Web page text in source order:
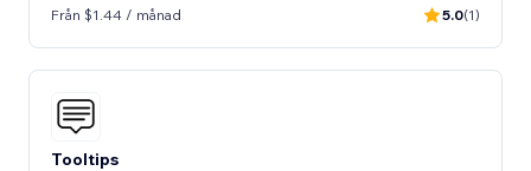
Från $1.44 / månad 5.0(1)
Tooltips